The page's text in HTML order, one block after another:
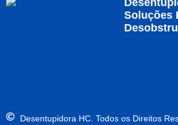
Soluções
Desentupidora HC. Todos os Direitos